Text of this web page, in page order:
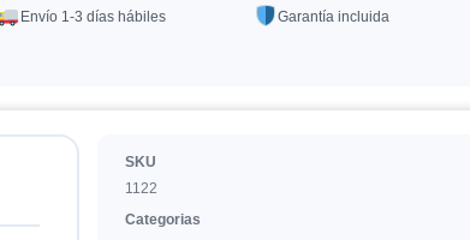
Envío 1-3 días hábiles Garantía incluida
SKU
1122
Categorias